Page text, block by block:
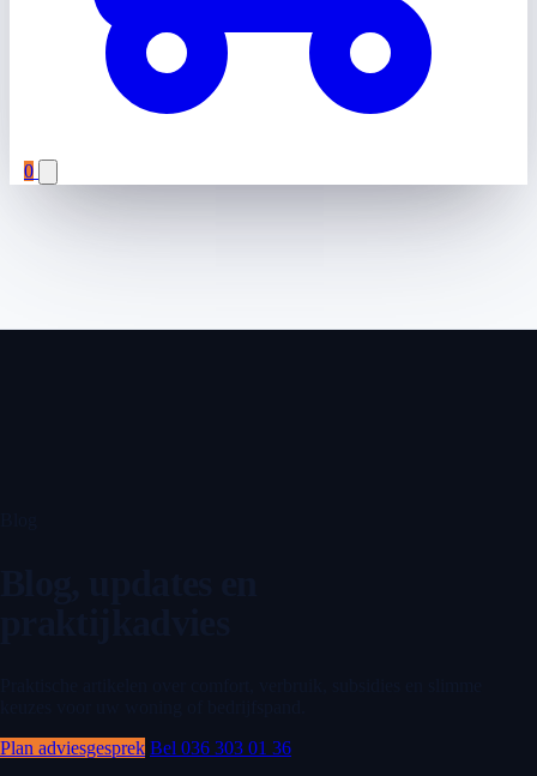
0
Plan adviesgesprek Bel 036 303 01 36